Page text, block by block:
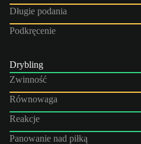
Długie podania
Podkręcenie
Drybling
Zwinność
Równowaga
Reakcje
Panowanie nad piłką